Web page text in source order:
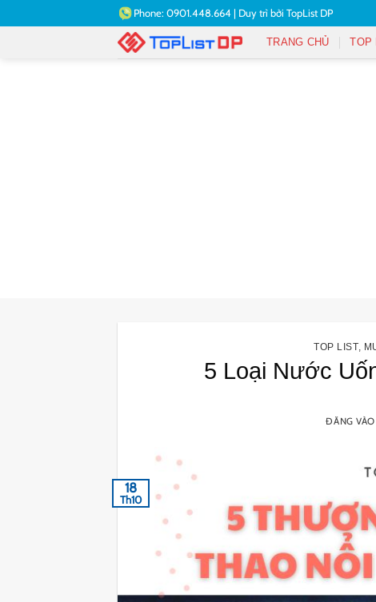
qua
Phone: 0901.448.664| Duy trì bởi TopList DP
TRANG CHỦ TOP
TOP LIST,
5 Loại Nước
ĐĂNG VÀO
18
Th10